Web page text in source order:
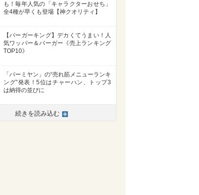
も！毎年人気の「キャラクターおせち」
全4種が早くも登場【神クオリティ】
【バーガーキング】デカくてうまい！人
気ワッパー＆バーガー《売上ランキング
TOP10》
「バーミヤン」の“売れ筋メニューランキ
ング”発表！5位はチャーハン、トップ3
は納得の並びに
続きを読み込む